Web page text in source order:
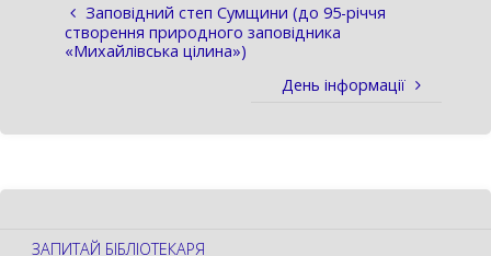
Заповідний степ Сумщини (до 95-річчя
створення природного заповідника
«Михайлівська цілина»)
День інформації
ЗАПИТАЙ БІБЛІОТЕКАРЯ